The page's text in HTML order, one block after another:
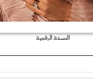
النسخة الرقمية